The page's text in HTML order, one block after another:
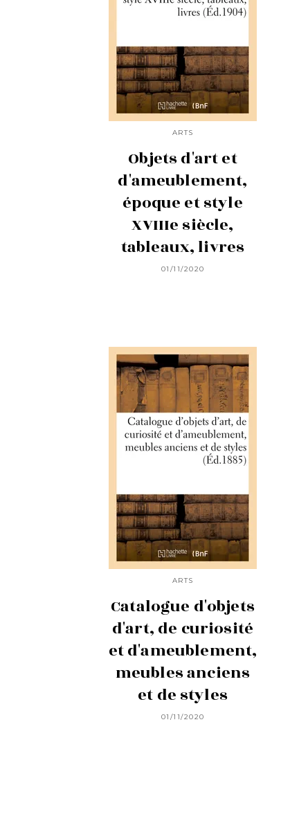
ARTS
Objets d'art et
d'ameublement,
époque et style
XVIIIe siècle,
tableaux, livres
01/11/2020
ARTS
Catalogue d'objets
d'art, de curiosité
et d'ameublement,
meubles anciens
et de styles
01/11/2020